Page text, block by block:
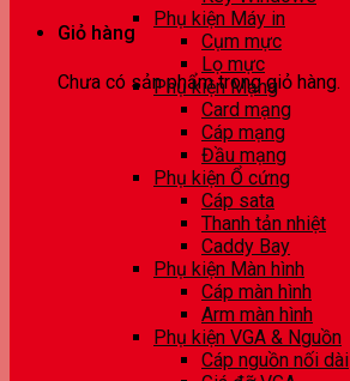
Giỏ hàng
Chưa có sản phẩm trong giỏ hàng.
Phụ kiện Máy in
Cụm mực
Lọ mực
Phụ kiện Mạng
Card mạng
Cáp mạng
Đầu mạng
Phụ kiện Ổ cứng
Cáp sata
Thanh tản nhiệt
Caddy Bay
Phụ kiện Màn hình
Cáp màn hình
Arm màn hình
Phụ kiện VGA & Nguồn
Cáp nguồn nối dài